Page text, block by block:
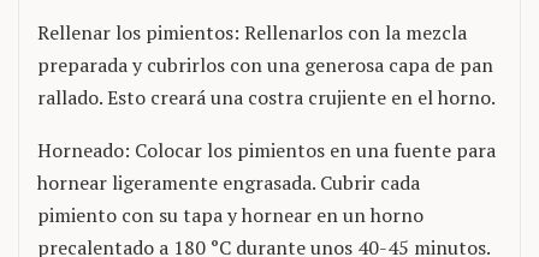
Rellenar los pimientos: Rellenarlos con la mezcla
preparada y cubrirlos con una generosa capa de pan
rallado. Esto creará una costra crujiente en el horno.
Horneado: Colocar los pimientos en una fuente para
hornear ligeramente engrasada. Cubrir cada
pimiento con su tapa y hornear en un horno
precalentado a 180 °C durante unos 40-45 minutos.